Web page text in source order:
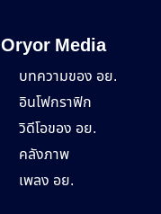
Oryor Media
บทความของ อย.
อินโฟกราฟิก
วิดีโอของ อย.
คลังภาพ
เพลง อย.